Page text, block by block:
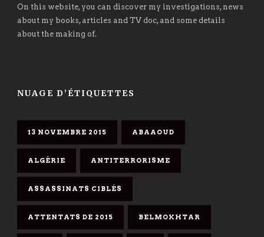
On this website, you can discover my investigations, news
about my books, articles and TV doc, and some details
about the making of.
NUAGE D’ÉTIQUETTES
13 NOVEMBRE 2015 ABAAOUD
ALGÉRIE ANTITERRORISME
ASSASSINATS CIBLÉS
ATTENTATS DE 2015 BELMOKHTAR